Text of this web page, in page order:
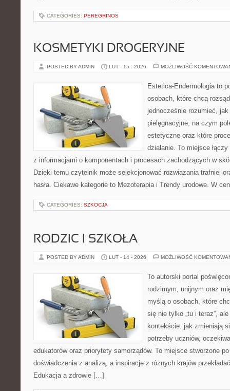
CATEGORIES: PEREGRINOS
KOSMETYKI DROGERYJNE
POSTED BY ADMIN LUT - 15 - 2026 MOŻLIWOŚĆ
Estetica-Endermologia to
osobach, które chcą
jednocześnie rozumieć, jak
pielęgnacyjne, na czym
estetyczne oraz które
działanie. To miejsce
z informacjami o komponentach i procesach zachodzących w
Dzięki temu czytelnik może selekcjonować rozwiązania trafniej
hasła. Ciekawe kategorie to Mezoterapia i Trendy urodowe. W
CATEGORIES: SZKOCJA
RODZIC I SZKOŁA
POSTED BY ADMIN LUT - 14 - 2026 MOŻLIWOŚĆ
To autorski portal
rodzimym, unijnym oraz
myślą o osobach, które
się nie tylko „tu i teraz”,
kontekście: jak zmieniają
potrzeby uczniów,
edukatorów oraz priorytety samorządów. To miejsce stworzone
doświadczenia z analizą, a inspiracje z różnych krajów
Edukacja a zdrowie […]